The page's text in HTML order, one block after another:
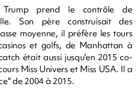
prend le contrôle de
Son père construisait des
moyenne, il préfère les tours
et golfs, de Manhattan à
était aussi jusqu'en 2015 co-
Miss Univers et Miss USA. Il a
de 2004 à 2015.